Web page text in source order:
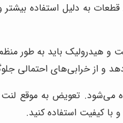
به دلیل استفاده
هیدرولیک باید به طور
و از خرابی‌های احتمالی
تعویض به موقع لنت
کیفیت استفاده کنید.